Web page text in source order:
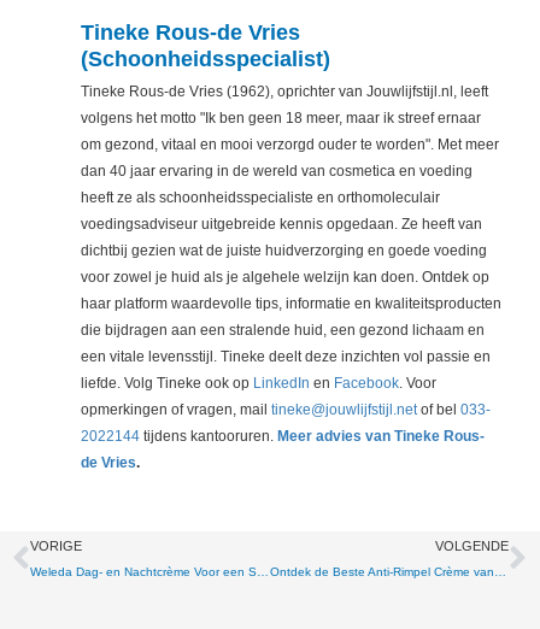
Tineke Rous-de Vries
(Schoonheidsspecialist)
Tineke Rous-de Vries (1962), oprichter van Jouwlijfstijl.nl, leeft
volgens het motto "Ik ben geen 18 meer, maar ik streef ernaar
om gezond, vitaal en mooi verzorgd ouder te worden". Met meer
dan 40 jaar ervaring in de wereld van cosmetica en voeding
heeft ze als schoonheidsspecialiste en orthomoleculair
voedingsadviseur uitgebreide kennis opgedaan. Ze heeft van
dichtbij gezien wat de juiste huidverzorging en goede voeding
voor zowel je huid als je algehele welzijn kan doen. Ontdek op
haar platform waardevolle tips, informatie en kwaliteitsproducten
die bijdragen aan een stralende huid, een gezond lichaam en
een vitale levensstijl. Tineke deelt deze inzichten vol passie en
liefde. Volg Tineke ook op LinkedIn en Facebook. Voor
opmerkingen of vragen, mail tineke@jouwlijfstijl.netof bel 033-
2022144 tijdens kantooruren. Meer advies van Tineke Rous-
de Vries.
Vorige
VORIGE VOLGENDE